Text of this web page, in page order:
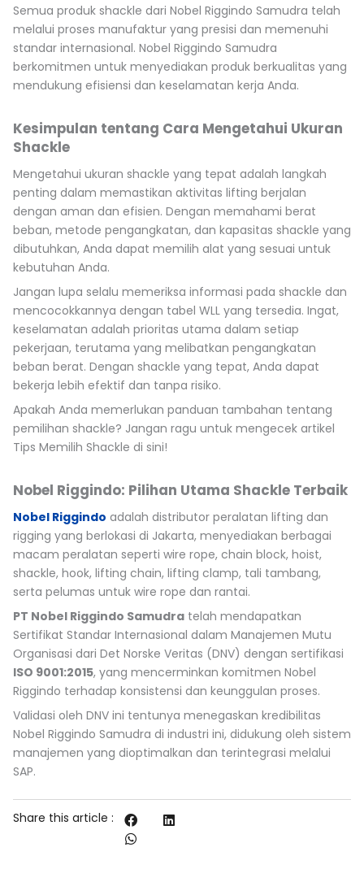
Semua produk shackle dari Nobel Riggindo Samudra telah
melalui proses manufaktur yang presisi dan memenuhi
standar internasional. Nobel Riggindo Samudra
berkomitmen untuk menyediakan produk berkualitas yang
mendukung efisiensi dan keselamatan kerja Anda.
Kesimpulan tentang Cara Mengetahui Ukuran
Shackle
Mengetahui ukuran shackle yang tepat adalah langkah
penting dalam memastikan aktivitas lifting berjalan
dengan aman dan efisien. Dengan memahami berat
beban, metode pengangkatan, dan kapasitas shackle yang
dibutuhkan, Anda dapat memilih alat yang sesuai untuk
kebutuhan Anda.
Jangan lupa selalu memeriksa informasi pada shackle dan
mencocokkannya dengan tabel WLL yang tersedia. Ingat,
keselamatan adalah prioritas utama dalam setiap
pekerjaan, terutama yang melibatkan pengangkatan
beban berat. Dengan shackle yang tepat, Anda dapat
bekerja lebih efektif dan tanpa risiko.
Apakah Anda memerlukan panduan tambahan tentang
pemilihan shackle? Jangan ragu untuk mengecek artikel
Tips Memilih Shackle di sini!
Nobel Riggindo: Pilihan Utama Shackle Terbaik
Nobel Riggindo adalah distributor peralatan lifting dan
rigging yang berlokasi di Jakarta, menyediakan berbagai
macam peralatan seperti wire rope, chain block, hoist,
shackle, hook, lifting chain, lifting clamp, tali tambang,
serta pelumas untuk wire rope dan rantai.
PT Nobel Riggindo Samudra telah mendapatkan
Sertifikat Standar Internasional dalam Manajemen Mutu
Organisasi dari Det Norske Veritas (DNV) dengan sertifikasi
ISO 9001:2015, yang mencerminkan komitmen Nobel
Riggindo terhadap konsistensi dan keunggulan proses.
Validasi oleh DNV ini tentunya menegaskan kredibilitas
Nobel Riggindo Samudra di industri ini, didukung oleh sistem
manajemen yang dioptimalkan dan terintegrasi melalui
SAP.
Share this article :